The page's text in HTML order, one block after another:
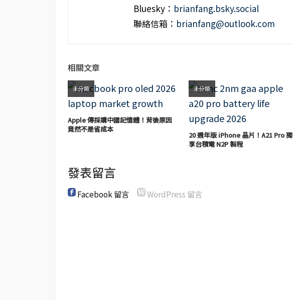
Bluesky： brianfang.bsky.social
聯絡信箱： brianfang@outlook.com
相關文章
未分類
Apple 傳採購中國記憶體！背後原因
竟然不是省成本
未分類
20 週年版 iPhone 晶片！A21 Pro 獨
享台積電 N2P 製程
發表留言
Facebook 留言 WordPress 留言